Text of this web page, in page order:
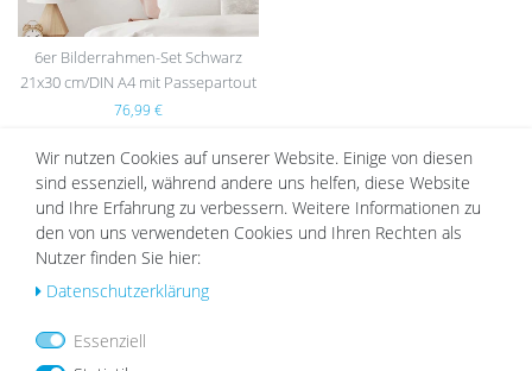
6er Bilderrahmen-Set Schwarz
21x30 cm/DIN A4 mit Passepartout
Massivholz mit Acrylglasscheibe
76,99 €
DAZU PASSEND
Wu
nsc
Wir nutzen Cookies auf unserer Website. Einige von diesen
sind essenziell, während andere uns helfen, diese Website
und Ihre Erfahrung zu verbessern. Weitere Informationen zu
den von uns verwendeten Cookies und Ihren Rechten als
Nutzer finden Sie hier:
Daten­schutz­erklärung
Essenziell